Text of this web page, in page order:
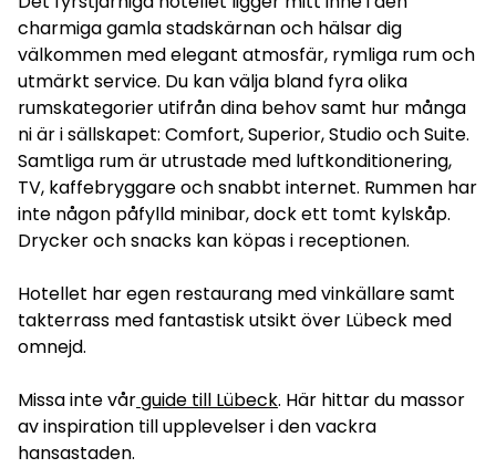
charmiga gamla stadskärnan och hälsar dig
välkommen med elegant atmosfär, rymliga rum och
utmärkt service. Du kan välja bland fyra olika
rumskategorier utifrån dina behov samt hur många
ni är i sällskapet: Comfort, Superior, Studio och Suite.
Samtliga rum är utrustade med luftkonditionering,
TV, kaffebryggare och snabbt internet. Rummen har
inte någon påfylld minibar, dock ett tomt kylskåp.
Drycker och snacks kan köpas i receptionen.
Hotellet har egen restaurang med vinkällare samt
takterrass med fantastisk utsikt över Lübeck med
omnejd.
Missa inte vårguide till Lübeck. Här hittar du massor
av inspiration till upplevelser i den vackra
hansastaden.